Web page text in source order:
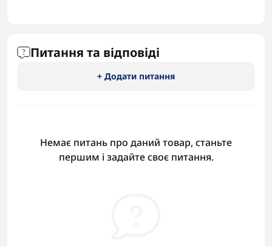
Питання та відповіді
+ Додати питання
Немає питань про даний товар, станьте
першим і задайте своє питання.